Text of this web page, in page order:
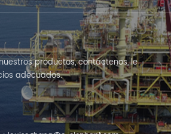
productos, contáctenos, le
adecuados.